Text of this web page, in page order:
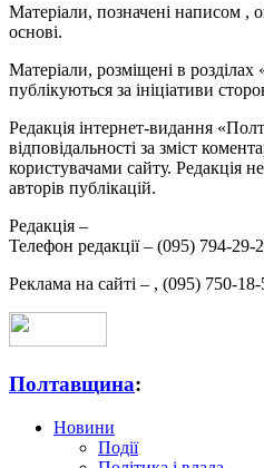
Матеріали, позначені написом ,
основі.
Матеріали, розміщені в
публікуються за ініціативи
Редакція інтернет-видання
відповідальності за зміст
користувачами сайту. Редакція
авторів публікацій.
Редакція –
Телефон редакції – (095) 794-29-
Реклама на сайті – , (095) 750-18-
Полтавщина:
Новини
Події